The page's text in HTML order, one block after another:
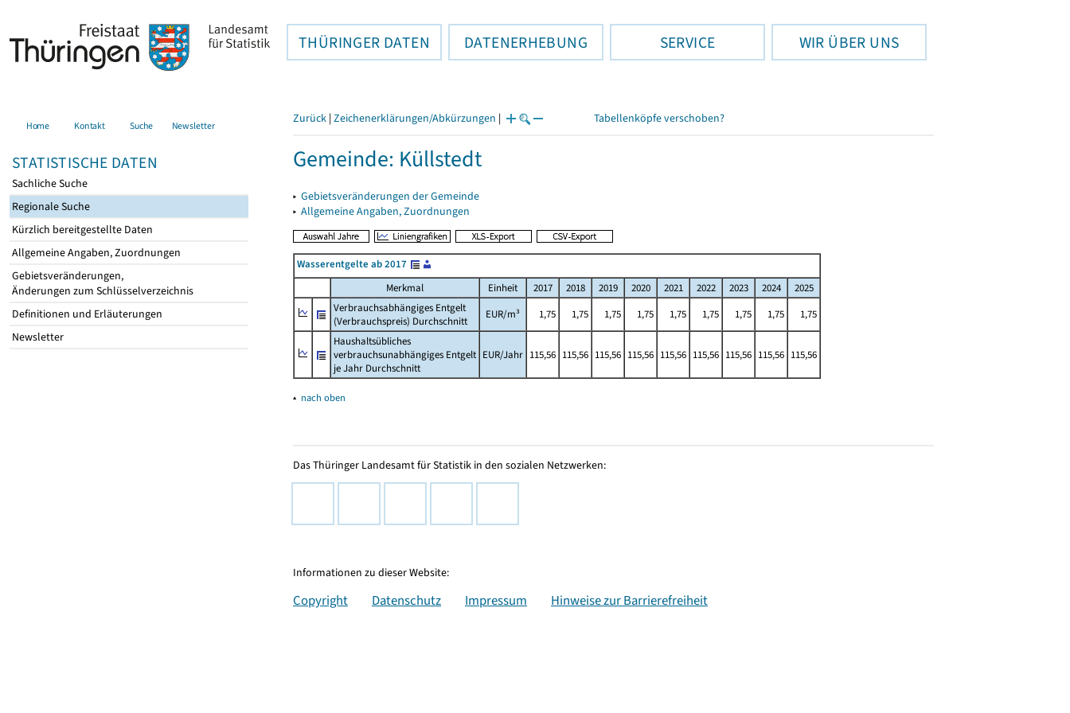
THÜRINGER DATEN DATENERHEBUNG SERVICE WIR ÜBER UNS
Home Kontakt Suche Newsletter
STATISTISCHE DATEN
Sachliche Suche
Regionale Suche
Kürzlich bereitgestellte Daten
Allgemeine Angaben, Zuordnungen
Gebietsveränderungen,
Änderungen zum Schlüsselverzeichnis
Definitionen und Erläuterungen
Newsletter
Zurück | Zeichenerklärungen/Abkürzungen | Tabellenköpfe verschoben?
Gemeinde: Küllstedt
▸ Gebietsveränderungen der Gemeinde
▸ Allgemeine Angaben, Zuordnungen
Wasserentgelte ab 2017
Merkmal
Einheit 2017 2018 2019 2020 2021 2022 2023 2024
2025
Verbrauchsabhängiges Entgelt
(Verbrauchspreis) Durchschnitt
EUR/m³ 1,75 1,75 1,75 1,75 1,75 1,75 1,75 1,75
1,75
Haushaltsübliches
verbrauchsunabhängiges Entgelt
je Jahr Durchschnitt
EUR/Jahr 115,56 115,56 115,56 115,56 115,56 115,56 115,56 115,56 115,56
▴ nach oben
Das Thüringer Landesamt für Statistik in den sozialen Netzwerken:
Informationen zu dieser Website:
Copyright Datenschutz Impressum Hinweise zur Barrierefreiheit